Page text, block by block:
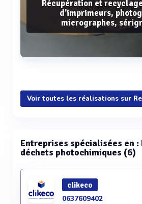
Récupération et
d'imprimeurs,
micrographes,
Voir plus
Voir toutes les réalisations sur
Entreprises spécialisées en :
déchets photochimiques (6)
clikeco
0637609402